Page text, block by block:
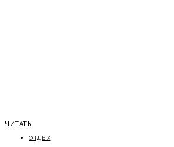
ЧИТАТЬ
ОТДЫХ